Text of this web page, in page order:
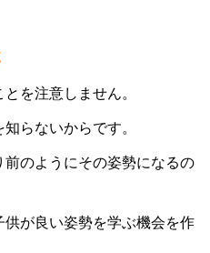
を注意しません。
らないからです。
のようにその姿勢になるの
が良い姿勢を学ぶ機会を作